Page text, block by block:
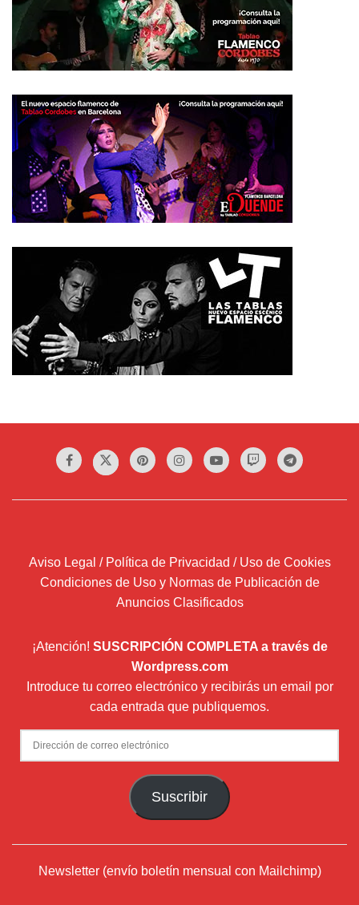
Aviso Legal / Política de Privacidad / Uso de Cookies
Condiciones de Uso y Normas de Publicación de
Anuncios Clasificados
¡Atención! SUSCRIPCIÓN COMPLETA a través de
Wordpress.com
Introduce tu correo electrónico y recibirás un email por
cada entrada que publiquemos.
Dirección
de
Suscribir
Newsletter (envío boletín mensual con Mailchimp)